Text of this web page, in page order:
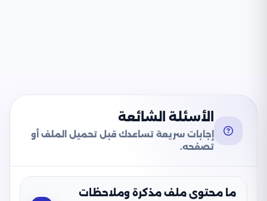
الأسئلة الشائعة
إجابات سريعة تساعدك قبل تحميل الملف أو
تصفحه.
ما محتوى ملف مذكرة وملاحظات